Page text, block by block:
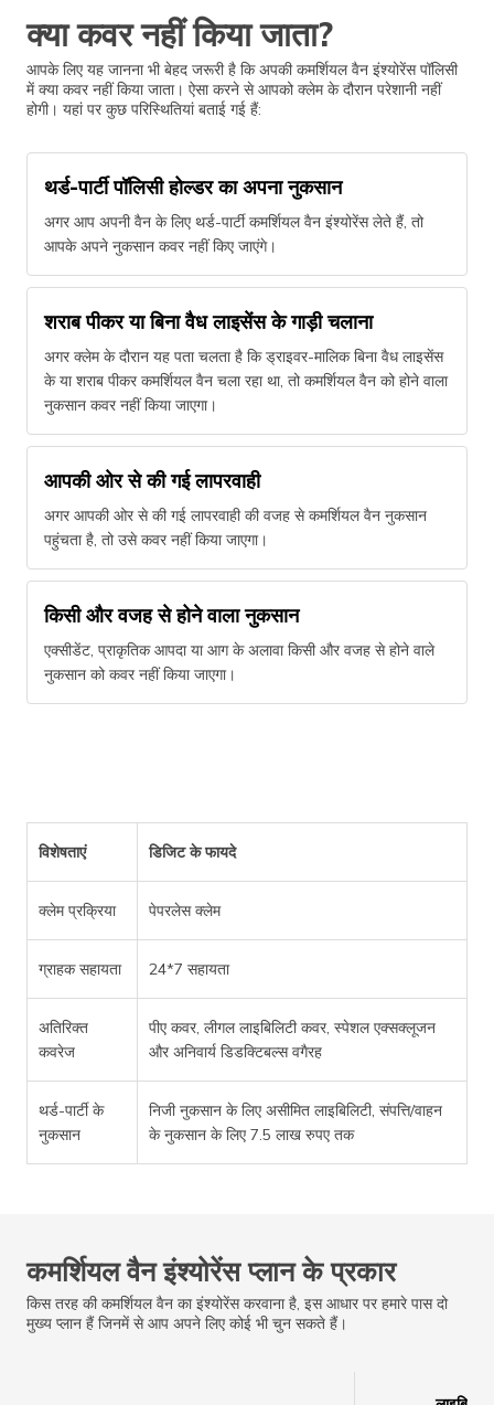
क्या कवर नहीं किया जाता?
आपके लिए यह जानना भी बेहद जरूरी है कि अपकी कमर्शियल वैन इंश्योरेंस पॉलिसी
में क्या कवर नहीं किया जाता। ऐसा करने से आपको क्लेम के दौरान परेशानी नहीं
होगी। यहां पर कुछ परिस्थितियां बताई गई हैं:
थर्ड-पार्टी पॉलिसी होल्डर का अपना नुकसान
अगर आप अपनी वैन के लिए थर्ड-पार्टी कमर्शियल वैन इंश्योरेंस लेते हैं, तो
आपके अपने नुकसान कवर नहीं किए जाएंगे।
शराब पीकर या बिना वैध लाइसेंस के गाड़ी चलाना
अगर क्लेम के दौरान यह पता चलता है कि ड्राइवर-मालिक बिना वैध लाइसेंस
के या शराब पीकर कमर्शियल वैन चला रहा था, तो कमर्शियल वैन को होने वाला
नुकसान कवर नहीं किया जाएगा।
आपकी ओर से की गई लापरवाही
अगर आपकी ओर से की गई लापरवाही की वजह से कमर्शियल वैन नुकसान
पहुंचता है, तो उसे कवर नहीं किया जाएगा।
किसी और वजह से होने वाला नुकसान
एक्सीडेंट, प्राकृतिक आपदा या आग के अलावा किसी और वजह से होने वाले
नुकसान को कवर नहीं किया जाएगा।
विशेषताएं डिजिट के फायदे
क्लेम प्रक्रिया पेपरलेस क्लेम
ग्राहक सहायता 24*7 सहायता
अतिरिक्त
कवरेज
पीए कवर, लीगल लाइबिलिटी कवर, स्पेशल एक्सक्लूजन
और अनिवार्य डिडक्टिबल्स वगैरह
थर्ड-पार्टी के
नुकसान
निजी नुकसान के लिए असीमित लाइबिलिटी, संपत्ति/वाहन
के नुकसान के लिए 7.5 लाख रुपए तक
कमर्शियल वैन इंश्योरेंस प्लान के प्रकार
किस तरह की कमर्शियल वैन का इंश्योरेंस करवाना है, इस आधार पर हमारे पास दो
मुख्य प्लान हैं जिनमें से आप अपने लिए कोई भी चुन सकते हैं।